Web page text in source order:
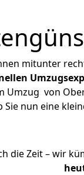
mitunter
Umzug von
Sie nun eine
die Zeit – wir